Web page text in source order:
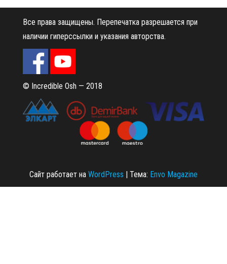
Все права защищены. Перепечатка разрешается при
наличии гиперссылки и указания авторства.
© Incredible Osh — 2018
Сайт работает на WordPress | Тема: Envo Magazine